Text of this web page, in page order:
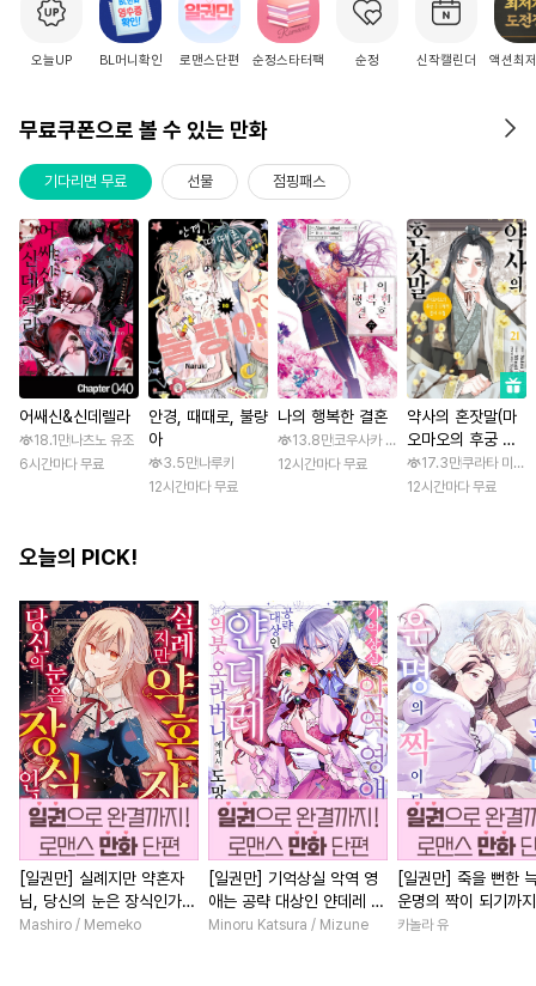
오늘UP BL머니확인 로맨스단편 순정스타터팩 순정 신작캘린더 액션최
무료쿠폰으로 볼 수 있는 만화
기다리면 무료 선물 점핑패스
어쌔신&신데렐라
18.1만나츠노 유조
6시간마다 무료
안경, 때때로, 불량
아
3.5만나루키
12시간마다 무료
나의 행복한 결혼
13.8만코우사카 리토 / 아기토기 아쿠미
12시간마다 무료
약사의 혼잣말(마
오마오의 후궁 수
수께끼 풀이수첩)
17.3만쿠라타 미노
12시간마다 무료
오늘의 PICK!
[일권만] 실례지만 약혼자
님, 당신의 눈은 장식인가
요? [단행본]
Mashiro / Memeko
[일권만] 기억상실 악역 영
애는 공략 대상인 얀데레 의
붓 오라버니에게서 도망칠
Minoru Katsura / Mizune
[일권만] 죽을 뻔한
운명의 짝이 되기까
본]
카놀라 유